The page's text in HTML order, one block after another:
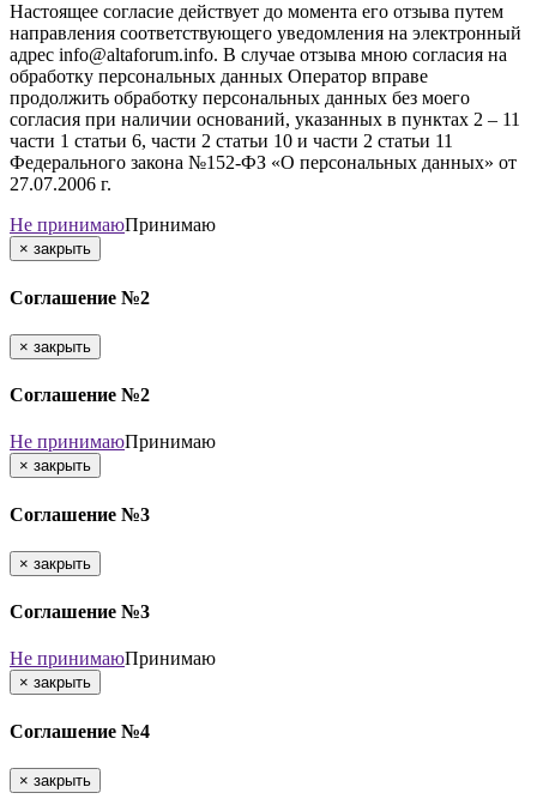
Настоящее согласие действует до момента его отзыва путем
направления соответствующего уведомления на электронный
адрес info@altaforum.info. В случае отзыва мною согласия на
обработку персональных данных Оператор вправе
продолжить обработку персональных данных без моего
согласия при наличии оснований, указанных в пунктах 2 – 11
части 1 статьи 6, части 2 статьи 10 и части 2 статьи 11
Федерального закона №152-ФЗ «О персональных данных» от
27.07.2006 г.
Не принимаюПринимаю
× закрыть
Соглашение №2
× закрыть
Соглашение №2
Не принимаюПринимаю
× закрыть
Соглашение №3
× закрыть
Соглашение №3
Не принимаюПринимаю
× закрыть
Соглашение №4
× закрыть